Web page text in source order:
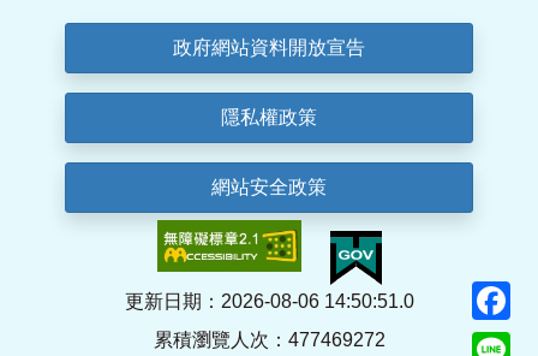
政府網站資料開放宣告
隱私權政策
網站安全政策
更新日期：2026-08-06 14:50:51.0
累積瀏覽人次：477469272